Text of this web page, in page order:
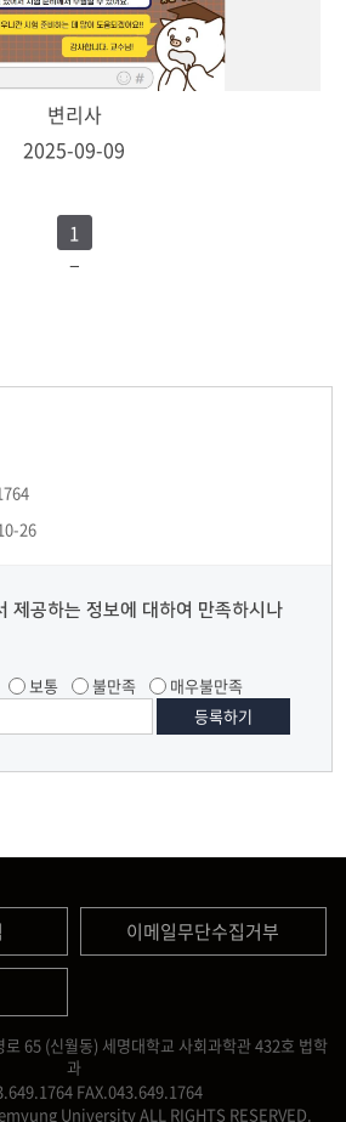
변리사
2025-09-09
1
26
제공하는 정보에 대하여 만족하시나
보통 불만족 매우불만족
이메일무단수집거부
65 (신월동) 세명대학교 사회과학관 432호 법학
과
FAX.043.649.1764
University ALL RIGHTS RESERVED.